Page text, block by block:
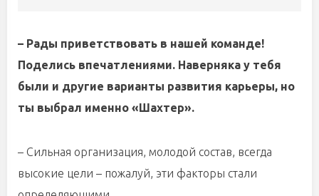
– Рады приветствовать в нашей команде!
Поделись впечатлениями. Наверняка у тебя
были и другие варианты развития карьеры, но
ты выбрал именно «Шахтер».
– Сильная организация, молодой состав, всегда
высокие цели – пожалуй, эти факторы стали